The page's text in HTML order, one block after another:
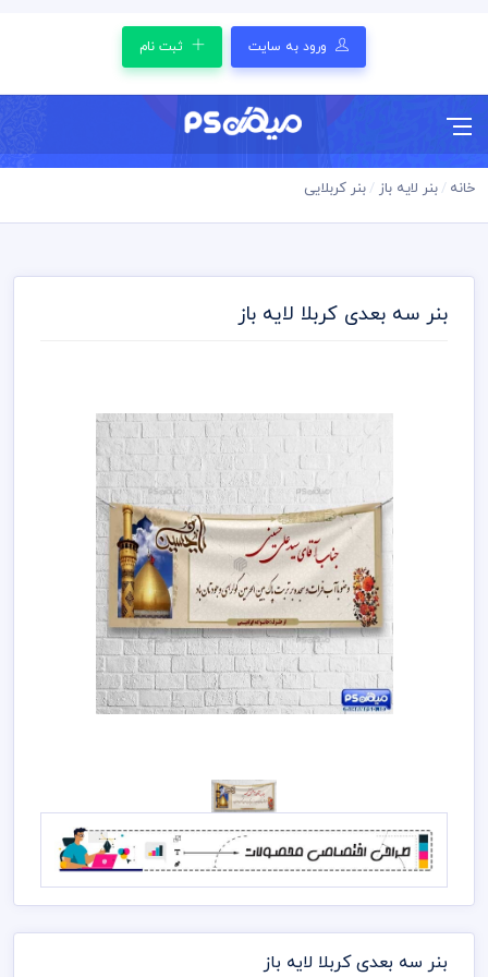
ورود به سایت ثبت نام
خانه بنر لایه باز بنر کربلایی
بنر سه بعدی کربلا لایه باز
بنر سه بعدی کربلا لایه باز